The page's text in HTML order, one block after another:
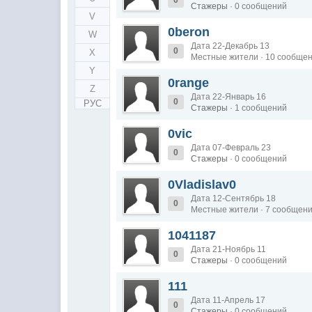
V
W
X
Y
Z
РУС
Стажеры · 0 сообщений
0beron
0
Дата 22-Декабрь 13
Местные жители · 10
0range
0
Дата 22-Январь 16
Стажеры · 1 сообщений
0vic
0
Дата 07-Февраль 23
Стажеры · 0 сообщений
0Vladislav0
0
Дата 12-Сентябрь 18
Местные жители · 7
1041187
0
Дата 21-Ноябрь 11
Стажеры · 0 сообщений
111
0
Дата 11-Апрель 17